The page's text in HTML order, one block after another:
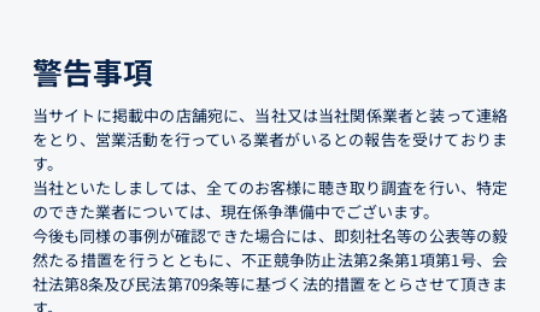
警告事項
当サイトに掲載中の店舗宛に、当社又は当社関係業者と装って連絡
をとり、営業活動を行っている業者がいるとの報告を受けておりま
す。
当社といたしましては、全てのお客様に聴き取り調査を行い、特定
のできた業者については、現在係争準備中でございます。
今後も同様の事例が確認できた場合には、即刻社名等の公表等の毅
然たる措置を行うとともに、不正競争防止法第2条第1項第1号、会
社法第8条及び民法第709条等に基づく法的措置をとらさせて頂きま